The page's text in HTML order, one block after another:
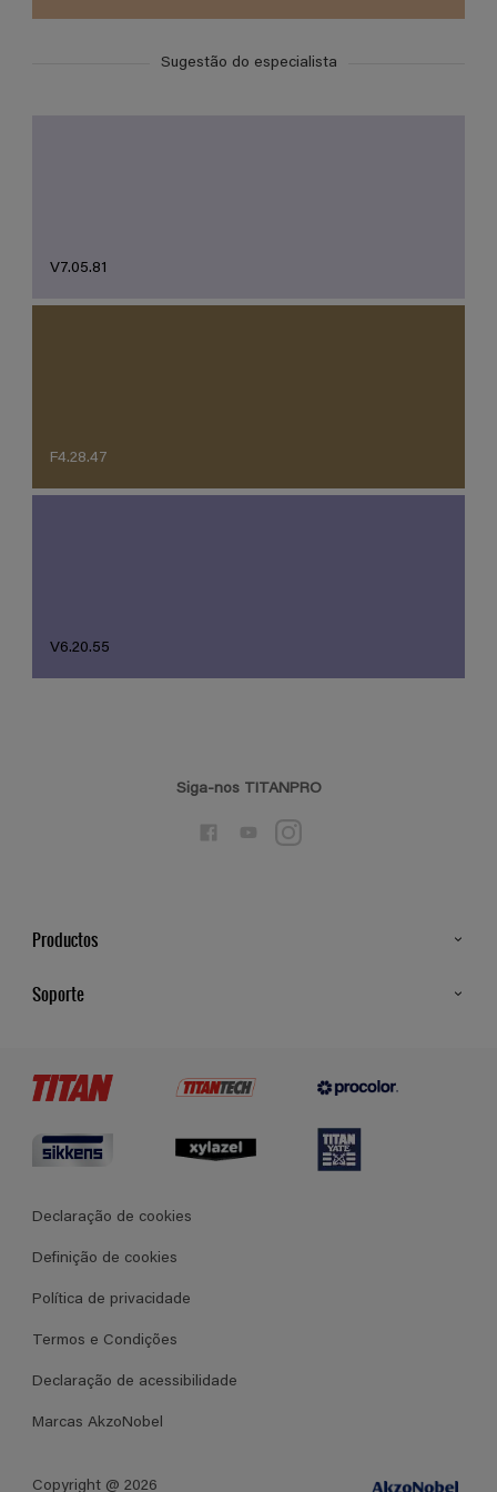
Sugestão do especialista
V7.05.81
F4.28.47
V6.20.55
Siga-nos TITANPRO
Productos
Soporte
Termos e Condições Gerais de Venda
Declaração de cookies
Definição de cookies
Política de privacidade
Termos e Condições
Declaração de acessibilidade
Marcas AkzoNobel
Copyright @ 2026